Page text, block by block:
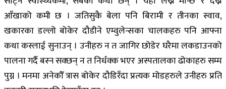
आँखाको कमी छ । जतिसुकै बेला पनि बिरामी र तीनका स्वाव,
खकारका डल्लो बोकेर दौडीने एम्वुलेन्सका चालकहरु पनि आफ्ना
कथा कस्लाई सुनाउन् । उनीहरु न त जागिर छोडेर घरैमा लकडाउनको
पालना गर्दै बस्न सक्छन् न त निर्धक्क भएर अस्पतालका ढोकाहरु सम्म
पुग्न । मनमा अनेकौँ त्रास बोकेर दौडिरँदा प्रत्यक मोडहरुले उनीहरु प्रति